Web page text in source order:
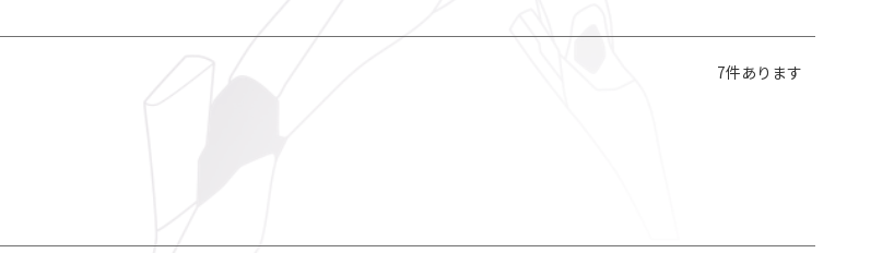
7件あります